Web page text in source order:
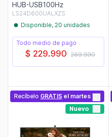
HUB-USB100Hz
LS24D600UALXZS
Disponible, 20 unidades
Todo medio de pago
$ 229.990 269.990
Recíbelo GRATIS el martes
Nuevo